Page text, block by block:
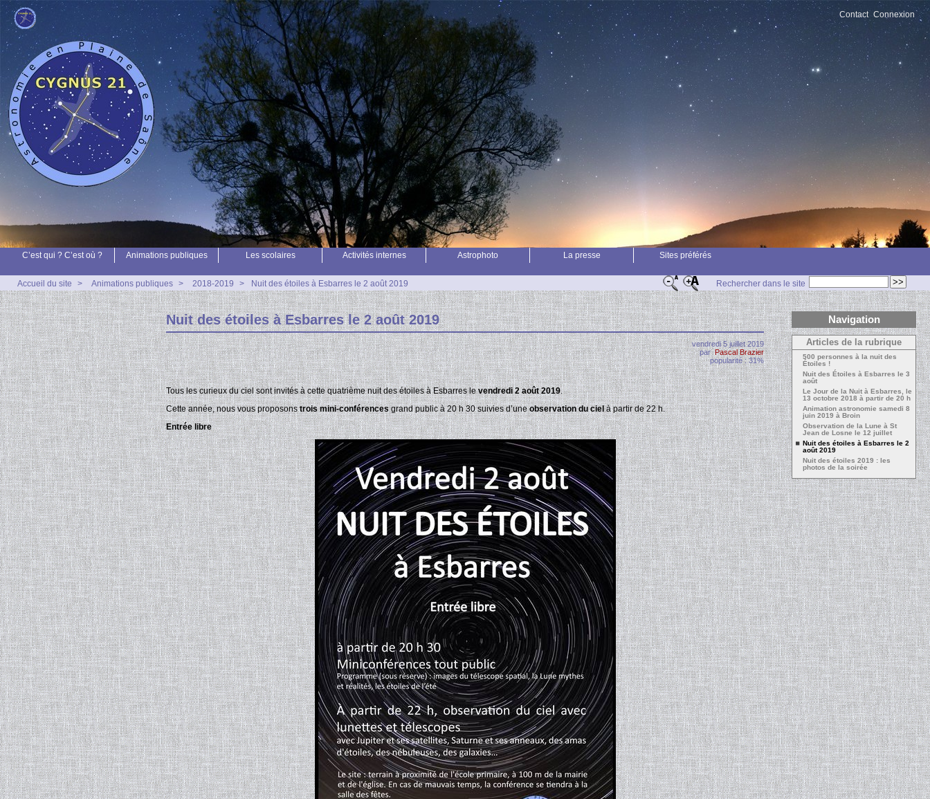
Contact Connexion
C’est qui ? C’est où ? Animations publiques Les scolaires Activités internes Astrophoto La presse Sites préférés
Rechercher dans le site
Accueil du site > Animations publiques > 2018-2019 > Nuit des étoiles à Esbarres le 2 août 2019
Nuit des étoiles à Esbarres le 2 août 2019
vendredi 5 juillet 2019
parPascal Brazier
popularité : 31%
Tous les curieux du ciel sont invités à cette quatrième nuit des étoiles à Esbarres levendredi 2 août 2019.
Cette année, nous vous proposonstrois mini-conférencesgrand public à 20 h 30 suivies d’uneobservation du ciel à partir de 22 h.
Entrée libre
Navigation
Articles de la rubrique
500 personnes à la nuit des
Étoiles !
Nuit des Étoiles à Esbarres le 3
août
Le Jour de la Nuit à Esbarres, le
13 octobre 2018 à partir de 20 h
Animation astronomie samedi 8
juin 2019 à Broin
Observation de la Lune à St
Jean de Losne le 12 juillet
Nuit des étoiles à Esbarres le 2
août 2019
Nuit des étoiles 2019 : les
photos de la soirée